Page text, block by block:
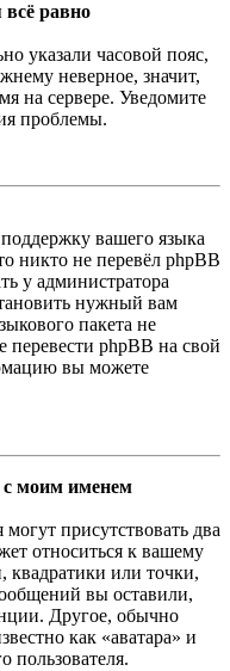
равно
указали часовой пояс,
неверное, значит,
на сервере. Уведомите
проблемы.
вашего языка
никто не перевёл phpBB
у администратора
нужный вам
пакета не
перевести phpBB на свой
вы можете
с моим именем
присутствовать два
относиться к вашему
квадратики или точки,
вы оставили,
Другое, обычно
как «аватара» и
пользователя.